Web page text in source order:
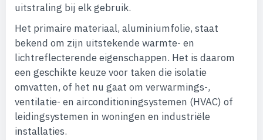
uitstraling bij elk gebruik.
Het primaire materiaal, aluminiumfolie, staat
bekend om zijn uitstekende warmte- en
lichtreflecterende eigenschappen. Het is daarom
een geschikte keuze voor taken die isolatie
omvatten, of het nu gaat om verwarmings-,
ventilatie- en airconditioningsystemen (HVAC) of
leidingsystemen in woningen en industriële
installaties.